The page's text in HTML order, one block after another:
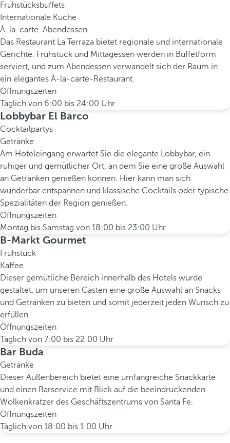
Frühstücksbuffets
Internationale Küche
À-la-carte-Abendessen
Das Restaurant La Terraza bietet regionale und internationale
Gerichte. Frühstück und Mittagessen werden in Buffetform
serviert, und zum Abendessen verwandelt sich der Raum in
ein elegantes À-la-carte-Restaurant.
Öffnungszeiten
Täglich von 6:00 bis 24:00 Uhr
Lobbybar El Barco
Cocktailpartys
Getränke
Am Hoteleingang erwartet Sie die elegante Lobbybar, ein
ruhiger und gemütlicher Ort, an dem Sie eine große Auswahl
an Getränken genießen können. Hier kann man sich
wunderbar entspannen und klassische Cocktails oder typische
Spezialitäten der Region genießen.
Öffnungszeiten
Montag bis Samstag von 18:00 bis 23:00 Uhr
B-Markt Gourmet
Frühstück
Kaffee
Dieser gemütliche Bereich innerhalb des Hotels wurde
gestaltet, um unseren Gästen eine große Auswahl an Snacks
und Getränken zu bieten und somit jederzeit jeden Wunsch zu
erfüllen.
Öffnungszeiten
Täglich von 7:00 bis 22:00 Uhr
Bar Buda
Getränke
Dieser Außenbereich bietet eine umfangreiche Snackkarte
und einen Barservice mit Blick auf die beeindruckenden
Wolkenkratzer des Geschäftszentrums von Santa Fe.
Öffnungszeiten
Täglich von 18:00 bis 1:00 Uhr